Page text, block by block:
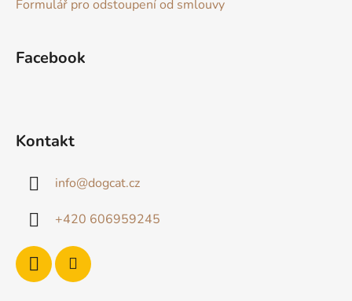
Formulář pro odstoupení od smlouvy
Facebook
Kontakt
info@dogcat.cz
+420 606959245